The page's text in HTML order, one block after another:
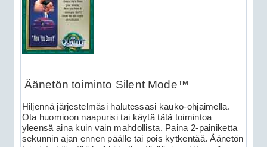
Äänetön toiminto Silent Mode™
Hiljennä järjestelmäsi halutessasi kauko-ohjaimella.
Ota huomioon naapurisi tai käytä tätä toimintoa
yleensä aina kuin vain mahdollista. Paina 2-painiketta
sekunnin ajan ennen päälle tai pois kytkentää. Äänetön